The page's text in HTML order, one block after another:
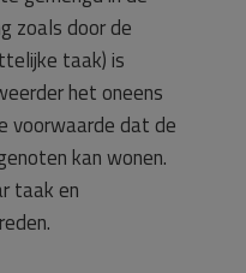
zoals door de
taak) is
het oneens
voorwaarde dat de
kan wonen.
taak en